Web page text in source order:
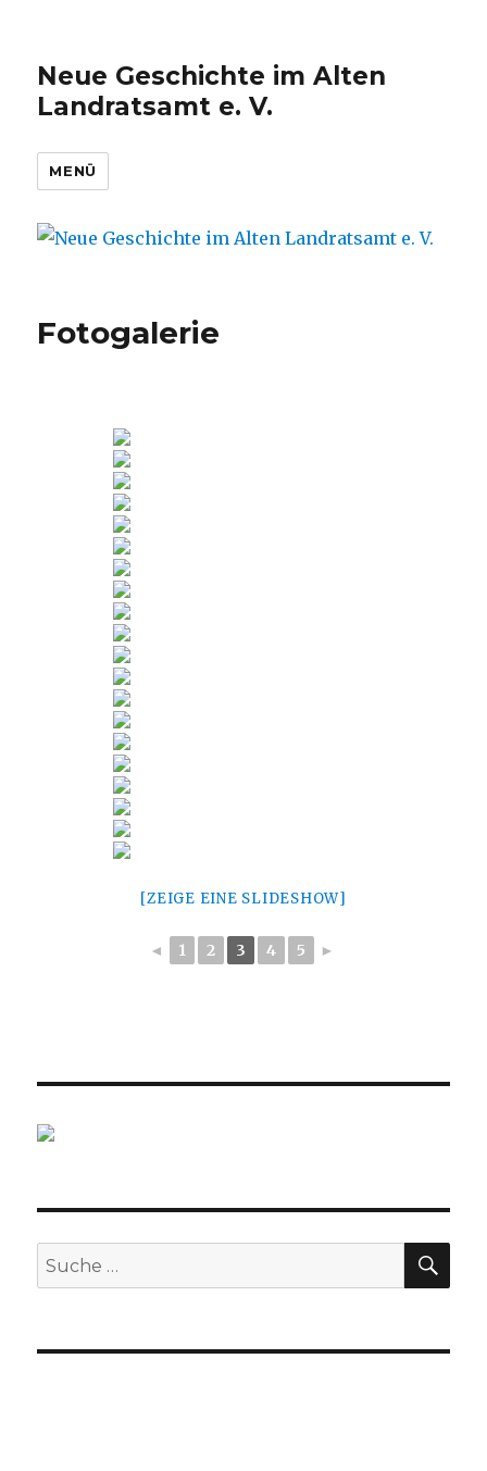
Neue Geschichte im Alten
Landratsamt e. V.
MENÜ
Fotogalerie
[ZEIGE EINE SLIDESHOW]
◄ 1 2 3 4 5 ►